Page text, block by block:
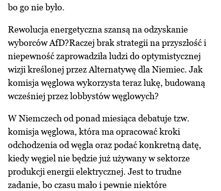
bo go nie było.
Rewolucja energetyczna szansą na odzyskanie
wyborców AfD?Raczej brak strategii na przyszłość i
niepewność zaprowadziła ludzi do optymistycznej
wizji kreślonej przez Alternatywę dla Niemiec. Jak
komisja węglowa wykorzysta teraz lukę, budowaną
wcześniej przez lobbystów węglowych?
W Niemczech od ponad miesiąca debatuje tzw.
komisja węglowa, która ma opracować kroki
odchodzenia od węgla oraz podać konkretną datę,
kiedy węgiel nie będzie już używany w sektorze
produkcji energii elektrycznej. Jest to trudne
zadanie, bo czasu mało i pewnie niektóre